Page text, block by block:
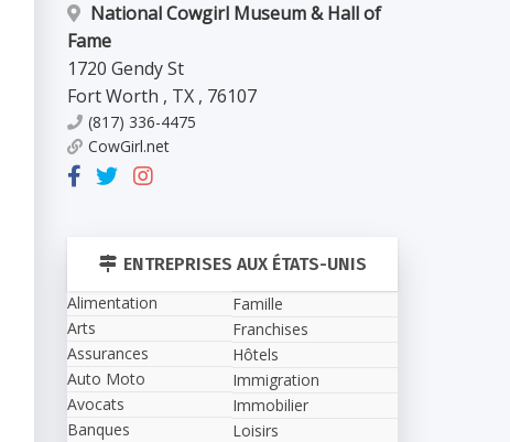
National Cowgirl Museum & Hall of
Fame
1720 Gendy St
Fort Worth , TX , 76107
(817) 336-4475
CowGirl.net
ENTREPRISES AUX ÉTATS-UNIS
Alimentation
Arts
Assurances
Auto Moto
Avocats
Banques
Famille
Franchises
Hôtels
Immigration
Immobilier
Loisirs